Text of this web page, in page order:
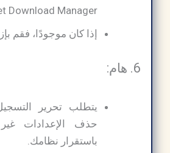
Download Manager.
إذا كان موجودًا، فقم
6. هام:
يتطلب تحرير
حذف الإعدادات
باستقرار نظامك.